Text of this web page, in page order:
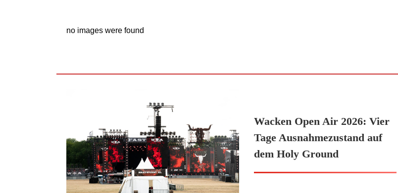
no images were found
Wacken Open Air 2026: Vier
Tage Ausnahmezustand auf
dem Holy Ground